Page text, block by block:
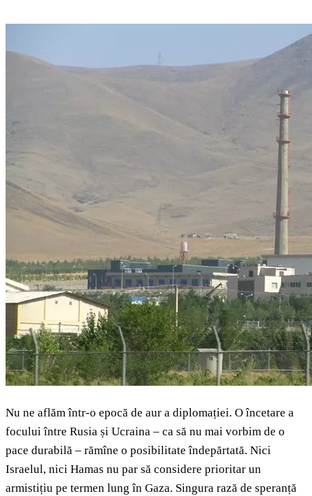
Nu ne aflăm într-o epocă de aur a diplomației. O încetare a
focului între Rusia și Ucraina – ca să nu mai vorbim de o
pace durabilă – rămîne o posibilitate îndepărtată. Nici
Israelul, nici Hamas nu par să considere prioritar un
armistițiu pe termen lung în Gaza. Singura rază de speranță